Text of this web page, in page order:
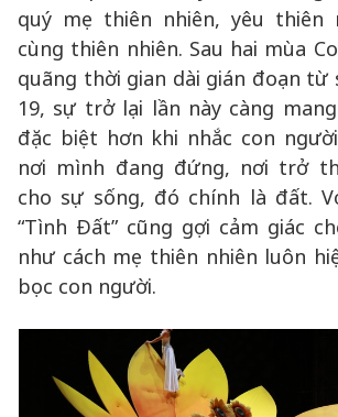
quý mẹ thiên nhiên, yêu thiên
cùng thiên nhiên. Sau hai mùa
quãng thời gian dài gián đoạn từ
19, sự trở lại lần này càng
đặc biệt hơn khi nhắc con
nơi mình đang đứng, nơi trở
cho sự sống, đó chính là đất.
“Tình Đất” cũng gợi cảm giác
như cách mẹ thiên nhiên luôn
bọc con người.